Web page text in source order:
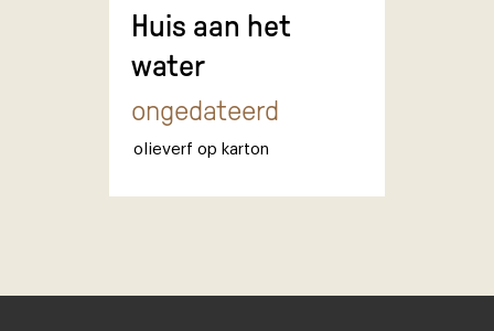
Huis aan het
water
ongedateerd
olieverf op karton